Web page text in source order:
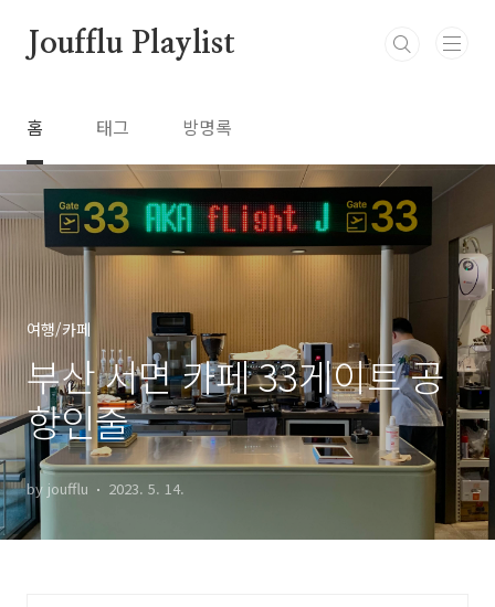
Joufflu Playlist
홈 태그 방명록
여행/카페
부산 서면 카페 33게이트 공
항인줄
by joufflu 2023. 5. 14.